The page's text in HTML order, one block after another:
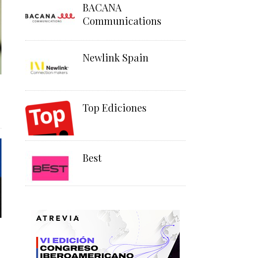
BACANA
Communications
Newlink Spain
Top Ediciones
Best